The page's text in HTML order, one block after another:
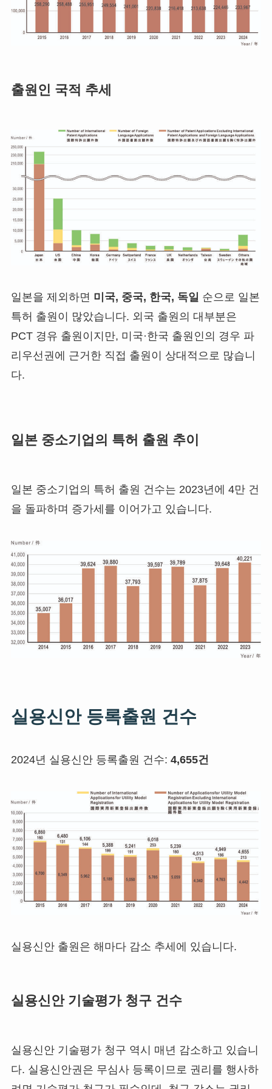
출원인 국적 추세
일본을 제외하면 미국, 중국, 한국, 독일 순으로 일본
특허 출원이 많았습니다. 외국 출원의 대부분은
PCT 경유 출원이지만, 미국·한국 출원인의 경우 파
리우선권에 근거한 직접 출원이 상대적으로 많습니
다.
일본 중소기업의 특허 출원 추이
일본 중소기업의 특허 출원 건수는 2023년에 4만 건
을 돌파하며 증가세를 이어가고 있습니다.
실용신안 등록출원 건수
2024년 실용신안 등록출원 건수: 4,655건
실용신안 출원은 해마다 감소 추세에 있습니다.
실용신안 기술평가 청구 건수
실용신안 기술평가 청구 역시 매년 감소하고 있습니
다. 실용신안권은 무심사 등록이므로 권리를 행사하